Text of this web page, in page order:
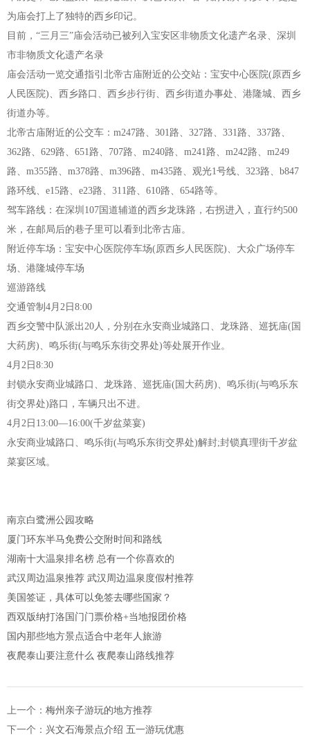
为庙会打上了独特的西乡印记。
目前，“三月三”庙会活动已被列入宝安区非物质文化遗产名录、深圳
市非物质文化遗产名录
庙会活动一览交通指引北帝古庙附近的公交站：宝安中心医院(原西乡
人民医院)、西乡路口、西乡步行街、西乡街道办事处、港隆城、西乡
街道办等。
北帝古庙附近的公交车：m247路、301路、327路、331路、337路、
362路、629路、651路、707路、m240路、m241路、m242路、m249
路、m355路、m378路、m396路、m435路、观光1号线、323路、b847
路环线、e15路、e23路、311路、610路、654路等。
驾车路线：在深圳107国道辅道的西乡龙珠路，右拐进入，直行约500
米，在邮局后的巷子里可以看到北帝古庙。
附近停车场：宝安中心医院停车场(原西乡人民医院)、大众广场停车
场、港隆城停车场
巡游路线
交通管制4月2日8:00
西乡交警中队派出20人，分别在永安商业城路口、龙珠路、巡抚庙(国
大药房)、鸣乐街(与鸣乐东街交界处)等处展开作业。
4月2日8:30
封锁永安商业城路口、龙珠路、巡抚庙(国大药房)、鸣乐街(与鸣乐东
街交界处)路口，车辆只出不进。
4月2日13:00—16:00(千岁盆菜宴)
永安商业城路口、鸣乐街(与鸣乐东街交界处)解封;封锁真理街千岁盆
菜宴区域。
南京白鹭洲公园攻略
厦门环东半马免费公交附时间和路线
湖南十大温泉排名榜 总有一个你喜欢的
武汉周边温泉推荐 武汉周边温泉度假村推荐
美国签证，具体可以免签去哪些国家？
西双版纳打洛国门门票价格+当地报团价格
国内那些地方景点适合中老年人旅游
夜爬泰山要注意什么 夜爬泰山路线推荐
上一个： 梅州亲子游玩的地方推荐
下一个： 兴文石海景点介绍 五一游玩优惠